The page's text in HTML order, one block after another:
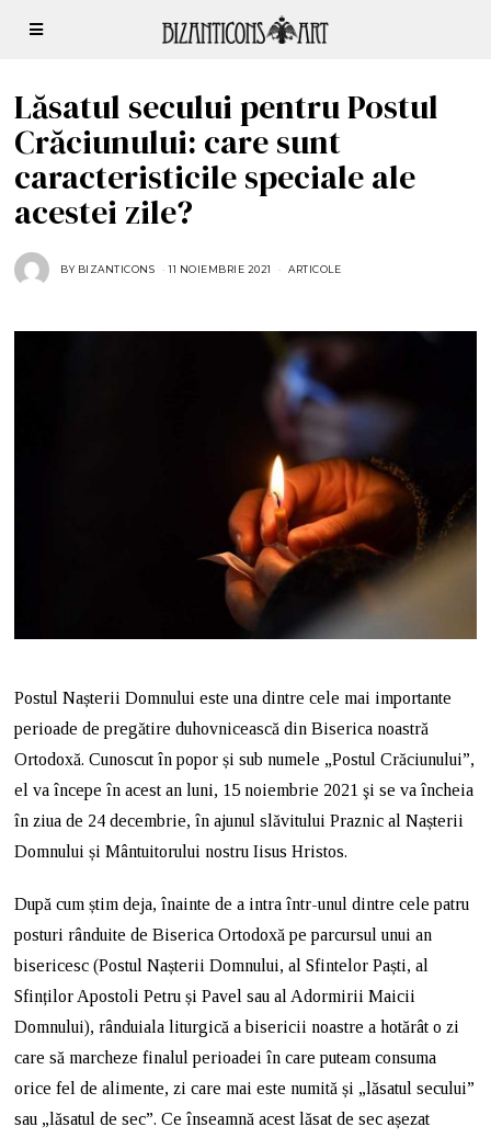
Lăsatul secului pentru Postul
Crăciunului: care sunt
caracteristicile speciale ale
acestei zile?
BY BIZANTICONS 11 NOIEMBRIE 2021
E
1
ARTICOLE
Postul Nașterii Domnului este una dintre cele mai importante
perioade de pregătire duhovnicească din Biserica noastră
Ortodoxă. Cunoscut în popor și sub numele „Postul Crăciunului”,
el va începe în acest an luni, 15 noiembrie 2021 şi se va încheia
în ziua de 24 decembrie, în ajunul slăvitului Praznic al Nașterii
Domnului și Mântuitorului nostru Iisus Hristos.
După cum știm deja, înainte de a intra într-unul dintre cele patru
posturi rânduite de Biserica Ortodoxă pe parcursul unui an
bisericesc (Postul Nașterii Domnului, al Sfintelor Paști, al
Sfinților Apostoli Petru și Pavel sau al Adormirii Maicii
Domnului), rânduiala liturgică a bisericii noastre a hotărât o zi
care să marcheze finalul perioadei în care puteam consuma
orice fel de alimente, zi care mai este numită și „lăsatul secului”
sau „lăsatul de sec”. Ce înseamnă acest lăsat de sec așezat